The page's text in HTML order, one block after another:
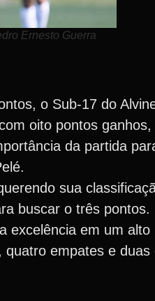
Ernesto Guerra
o Sub-17 do
oito pontos
da partida
sua
buscar o três
em um
empates e